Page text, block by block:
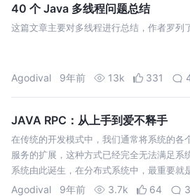
40 个 Java 多线程问题总结
这篇文章主要对多线程进行总结，作者罗列
Agodival 9年前 13k 331
JAVA RPC：从上手到爱不释手
在传统的开发模式中，我们通常将系统的各
服务的扩展，这种方式已经完全无法满足系
系统由此诞生，在分布式系统中，最重要就
用。这篇文章就简单的介绍了 RPC 的基本知
Agodival 9年前 3.7k 64 3